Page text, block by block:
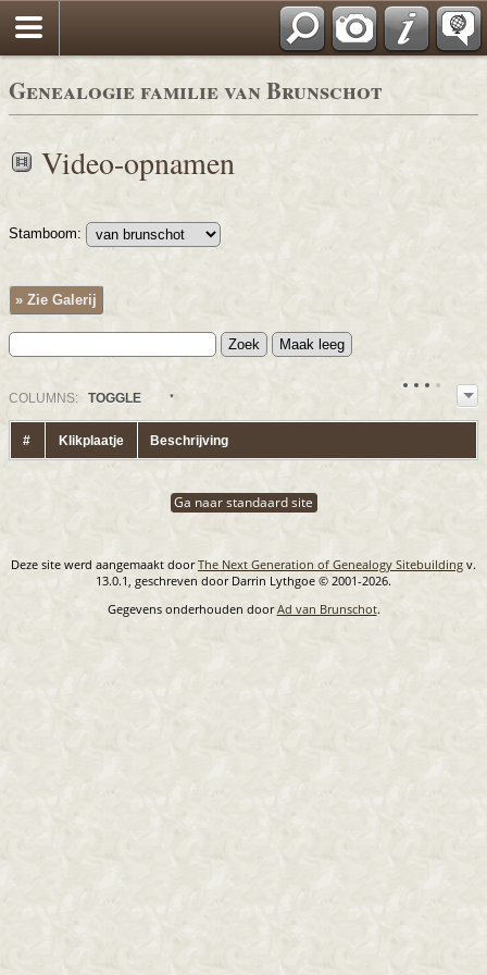
Genealogie familie van Brunschot
Video-opnamen
Stamboom:
» Zie Galerij
COLUMN S: TOGGLE
# Klikplaatje Beschrijving
Ga naar standaard site
Deze site werd aangemaakt doorThe Next Generation of Genealogy Sitebuilding v.
13.0.1, geschreven door Darrin Lythgoe © 2001-2026.
Gegevens onderhouden doorAd van Brunschot.